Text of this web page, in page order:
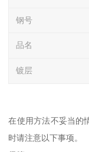
钢号
品名
镀层
在使用方法不妥当的
时请注意以下事项。